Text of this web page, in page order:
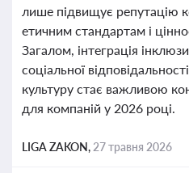
лише підвищує репутацію
етичним стандартам і
Загалом, інтеграція
соціальної
культуру стає важливою
для компаній у 2026 році.
LIGA ZAKON, 27 травня 2026